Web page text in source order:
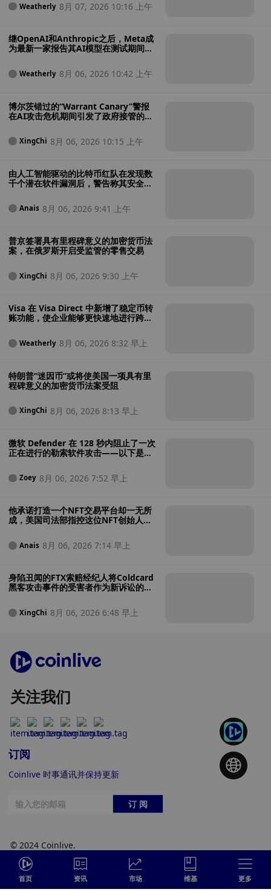
Weatherly 8月 07, 2026 10:16 上午
继OpenAI和Anthropic之后，Meta成
为最新一家报告其AI模型在测试期间入
Weatherly 8月 06, 2026 10:42 上午
博尔茨错过的“Warrant Canary”警报
在AI攻击危机期间引发了政府接管的担
XingChi 8月 06, 2026 10:15 上午
由人工智能驱动的比特币红队在发现数
千个潜在软件漏洞后，警告称其安全性
Anais 8月 06, 2026 9:41 上午
普京签署具有里程碑意义的加密货币法
案，在俄罗斯开启受监管的零售交易
XingChi 8月 06, 2026 9:30 上午
Visa 在 Visa Direct 中新增了稳定币转
账功能，使企业能够更快速地进行跨境
Weatherly 8月 06, 2026 8:32 早上
特朗普“迷因币”或将使美国一项具有里
程碑意义的加密货币法案受阻
XingChi 8月 06, 2026 8:13 早上
微软 Defender 在 128 秒内阻止了一次
正在进行的勒索软件攻击——以下是其
Zoey 8月 06, 2026 7:52 早上
他承诺打造一个NFT交易平台却一无所
成，美国司法部指控这位NFT创始人涉
Anais 8月 06, 2026 7:14 早上
身陷丑闻的FTX索赔经纪人将Coldcard
黑客攻击事件的受害者作为新诉讼的目
XingChi 8月 06, 2026 6:48 早上
关注我们
订阅
Coinlive 时事通讯并保持更新
订 阅
© 2024 Coinlive.
首页 资讯 市场 维基 更多